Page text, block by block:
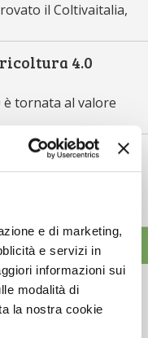
e di marketing,
e servizi in
informazioni sui
modalità di
la nostra cookie
il Coltivaitalia,
4.0
è tornata al valore
gennaio